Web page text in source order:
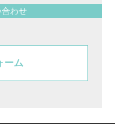
合わせ
ーム